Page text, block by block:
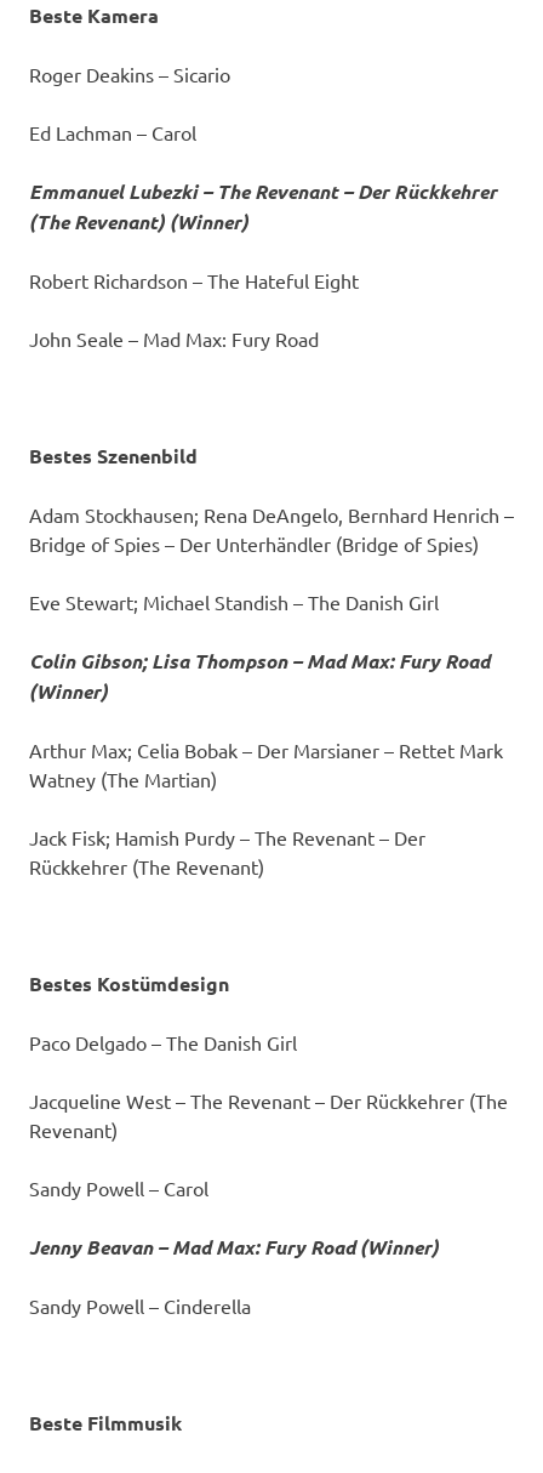
Beste Kamera
Roger Deakins – Sicario
Ed Lachman – Carol
Emmanuel Lubezki – The Revenant – Der Rückkehrer
(The Revenant) (Winner)
Robert Richardson – The Hateful Eight
John Seale – Mad Max: Fury Road
Bestes Szenenbild
Adam Stockhausen; Rena DeAngelo, Bernhard Henrich –
Bridge of Spies – Der Unterhändler (Bridge of Spies)
Eve Stewart; Michael Standish – The Danish Girl
Colin Gibson; Lisa Thompson – Mad Max: Fury Road
(Winner)
Arthur Max; Celia Bobak – Der Marsianer – Rettet Mark
Watney (The Martian)
Jack Fisk; Hamish Purdy – The Revenant – Der
Rückkehrer (The Revenant)
Bestes Kostümdesign
Paco Delgado – The Danish Girl
Jacqueline West – The Revenant – Der Rückkehrer (The
Revenant)
Sandy Powell – Carol
Jenny Beavan – Mad Max: Fury Road (Winner)
Sandy Powell – Cinderella
Beste Filmmusik